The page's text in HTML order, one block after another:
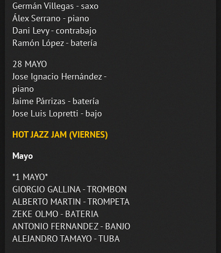
Germán Villegas - saxo
Álex Serrano - piano
Dani Levy - contrabajo
Ramón López - batería
28 MAYO
Jose Ignacio Hernández -
piano
Jaime Párrizas - batería
Jose Luis Lopretti - bajo
HOT JAZZ JAM (VIERNES)
Mayo
*1 MAYO*
GIORGIO GALLINA - TROMBON
ALBERTO MARTIN - TROMPETA
ZEKE OLMO - BATERIA
ANTONIO FERNANDEZ - BANJO
ALEJANDRO TAMAYO - TUBA